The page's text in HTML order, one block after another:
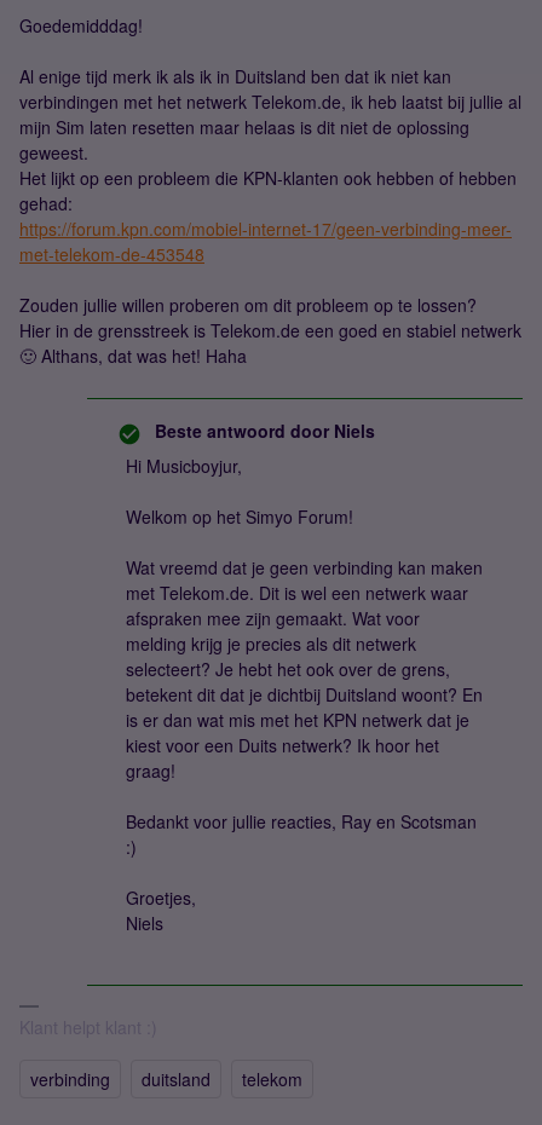
Goedemidddag!
Al enige tijd merk ik als ik in Duitsland ben dat ik niet kan
verbindingen met het netwerk Telekom.de, ik heb laatst bij jullie al
mijn Sim laten resetten maar helaas is dit niet de oplossing
geweest.
Het lijkt op een probleem die KPN-klanten ook hebben of hebben
gehad:
https://forum.kpn.com/mobiel-internet-17/geen-verbinding-meer-
met-telekom-de-453548
Zouden jullie willen proberen om dit probleem op te lossen?
Hier in de grensstreek is Telekom.de een goed en stabiel netwerk
🙂 Althans, dat was het! Haha
Beste antwoord door Niels
Hi Musicboyjur,
Welkom op het Simyo Forum!
Wat vreemd dat je geen verbinding kan maken
met Telekom.de. Dit is wel een netwerk waar
afspraken mee zijn gemaakt. Wat voor
melding krijg je precies als dit netwerk
selecteert? Je hebt het ook over de grens,
betekent dit dat je dichtbij Duitsland woont? En
is er dan wat mis met het KPN netwerk dat je
kiest voor een Duits netwerk? Ik hoor het
graag!
Bedankt voor jullie reacties, Ray en Scotsman
:)
Groetjes,
Niels
Klant helpt klant :)
verbinding duitsland telekom